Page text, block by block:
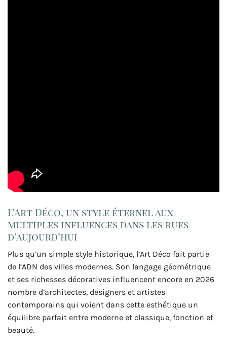
L’Art Déco, un style éternel aux
multiples influences dans les rues
d’aujourd’hui
Plus qu’un simple style historique, l’Art Déco fait partie
de l’ADN des villes modernes. Son langage géométrique
et ses richesses décoratives influencent encore en 2026
nombre d’architectes, designers et artistes
contemporains qui voient dans cette esthétique un
équilibre parfait entre moderne et classique, fonction et
beauté.